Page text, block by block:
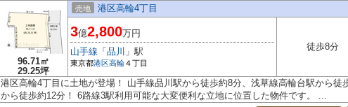
96.71㎡
29.25坪
売地 港区高輪4丁目
3億2,800万円
山手線 「 品川 」駅
東京都港区高輪４丁目
徒歩8分
港区高輪4丁目に土地が登場！ 山手線品川駅から徒歩約8分、浅草線高輪台駅から徒
から徒歩約12分！ 6路線3駅利用可能な大変便利な立地に位置した物件です。 ...